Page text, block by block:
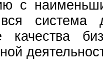
с
система
качества